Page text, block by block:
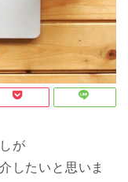
が
したいと思いま